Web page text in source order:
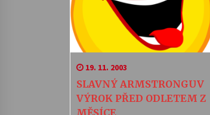
19. 11. 2003
SLAVNÝ ARMSTRONGUV
VÝROK PŘED ODLETEM Z